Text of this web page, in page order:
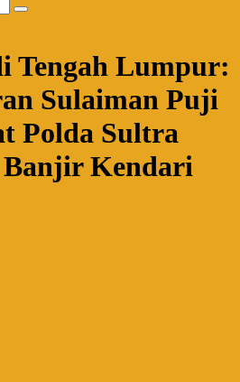
Tengah Lumpur:
Sulaiman Puji
Polda Sultra
Banjir Kendari